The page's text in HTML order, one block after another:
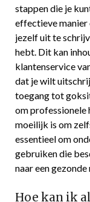
stappen die je
effectieve manier
jezelf uit te
hebt. Dit kan
klantenservice
dat je wilt
toegang tot
om professionele
moeilijk is om
essentieel om
gebruiken die
naar een
Hoe kan ik